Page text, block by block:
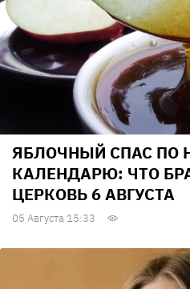
ЯБЛОЧНЫЙ СПАС ПО
КАЛЕНДАРЮ: ЧТО
ЦЕРКОВЬ 6 АВГУСТА
05 Августа 15:33